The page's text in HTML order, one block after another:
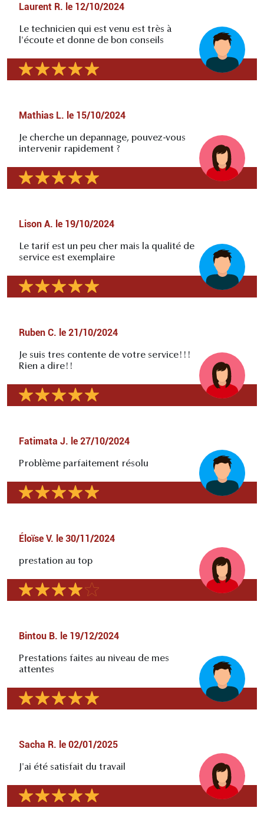
Laurent R. le 12/10/2024
Le technicien qui est venu est très à
l'écoute et donne de bon conseils
Mathias L. le 15/10/2024
Je cherche un depannage, pouvez-vous
intervenir rapidement ?
Lison A. le 19/10/2024
Le tarif est un peu cher mais la qualité de
service est exemplaire
Ruben C. le 21/10/2024
Je suis tres contente de votre service!!!
Rien a dire!!
Fatimata J. le 27/10/2024
Problème parfaitement résolu
Éloïse V. le 30/11/2024
prestation au top
Bintou B. le 19/12/2024
Prestations faites au niveau de mes
attentes
Sacha R. le 02/01/2025
J'ai été satisfait du travail